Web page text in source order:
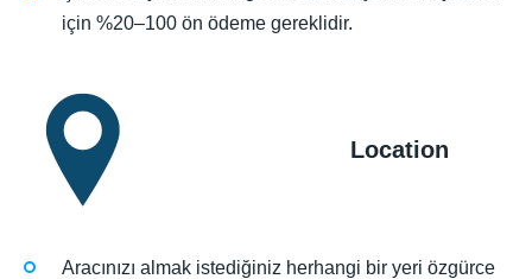
için %20–100 ön ödeme gereklidir.
Location
Aracınızı almak istediğiniz herhangi bir yeri özgürce